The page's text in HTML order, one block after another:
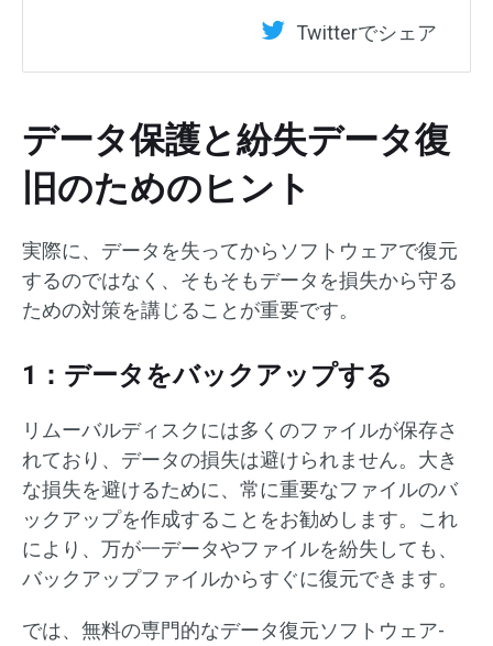
Twitterでシェア
データ保護と紛失データ復
旧のためのヒント
実際に、データを失ってからソフトウェアで復元
するのではなく、そもそもデータを損失から守る
ための対策を講じることが重要です。
1：データをバックアップする
リムーバルディスクには多くのファイルが保存さ
れており、データの損失は避けられません。大き
な損失を避けるために、常に重要なファイルのバ
ックアップを作成することをお勧めします。これ
により、万が一データやファイルを紛失しても、
バックアップファイルからすぐに復元できます。
では、無料の専門的なデータ復元ソフトウェア-